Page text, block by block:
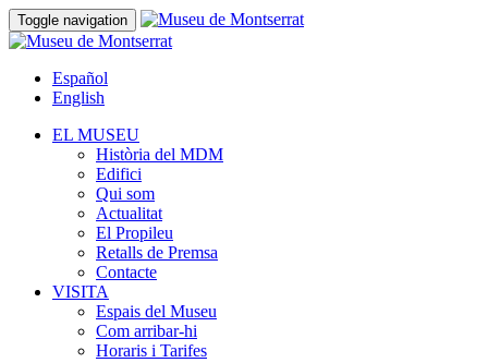
Toggle navigation
Español
English
EL MUSEU
Història del MDM
Edifici
Qui som
Actualitat
El Propileu
Retalls de Premsa
Contacte
VISITA
Espais del Museu
Com arribar-hi
Horaris i Tarifes